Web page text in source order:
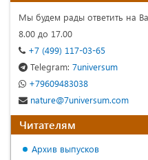
Мы будем рады ответить на
8.00 до 17.00
+7 (499) 117-03-65
Telegram: 7universum
+79609483038
nature@7universum.com
Читателям
Архив выпусков